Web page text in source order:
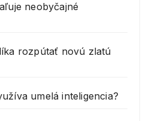
neobyčajné
rozpútať novú zlatú
umelá inteligencia?